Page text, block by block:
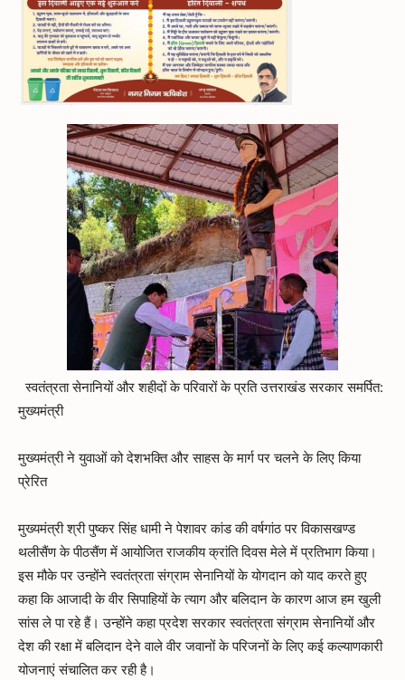
स्वतंत्रता सेनानियों और शहीदों के परिवारों के प्रति उत्तराखंड सरकार समर्पित:
मुख्यमंत्री
मुख्यमंत्री ने युवाओं को देशभक्ति और साहस के मार्ग पर चलने के लिए किया
प्रेरित
मुख्यमंत्री श्री पुष्कर सिंह धामी ने पेशावर कांड की वर्षगांठ पर विकासखण्ड
थलीसैंण के पीठसैंण में आयोजित राजकीय क्रांति दिवस मेले में प्रतिभाग किया।
इस मौके पर उन्होंने स्वतंत्रता संग्राम सेनानियों के योगदान को याद करते हुए
कहा कि आजादी के वीर सिपाहियों के त्याग और बलिदान के कारण आज हम खुली
सांस ले पा रहे हैं। उन्होंने कहा प्रदेश सरकार स्वतंत्रता संग्राम सेनानियों और
देश की रक्षा में बलिदान देने वाले वीर जवानों के परिजनों के लिए कई कल्याणकारी
योजनाएं संचालित कर रही है।